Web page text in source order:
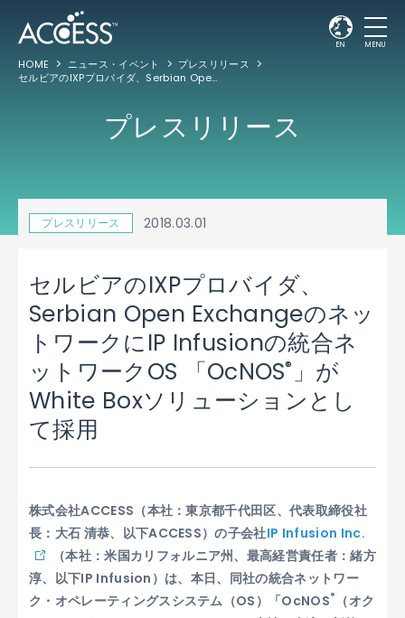
EN MENU
HOME ニュース・イベント
プレスリリース
セルビアのIXPプロバイダ、Serbian Open ExchangeのネットワークにIP Infusionの統合ネットワークOS 「OcNOS
プレスリリース
プレスリリース 2018.03.01
セルビアのIXPプロバイダ、
Serbian Open Exchangeのネッ
トワークにIP Infusionの統合ネ
ットワークOS 「OcNOS®」が
White Boxソリューションとし
て採用
株式会社ACCESS（本社：東京都千代田区、代表取締役社
長：大石 清恭、以下ACCESS）の子会社IP Infusion Inc.
（本社：米国カリフォルニア州、最高経営責任者：緒方
淳、以下IP Infusion）は、本日、同社の統合ネットワー
ク・オペレーティングスシステム（OS）「OcNOS®
（オク